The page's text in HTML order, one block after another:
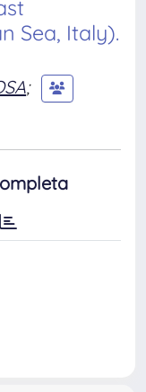
Sea, Italy).
;